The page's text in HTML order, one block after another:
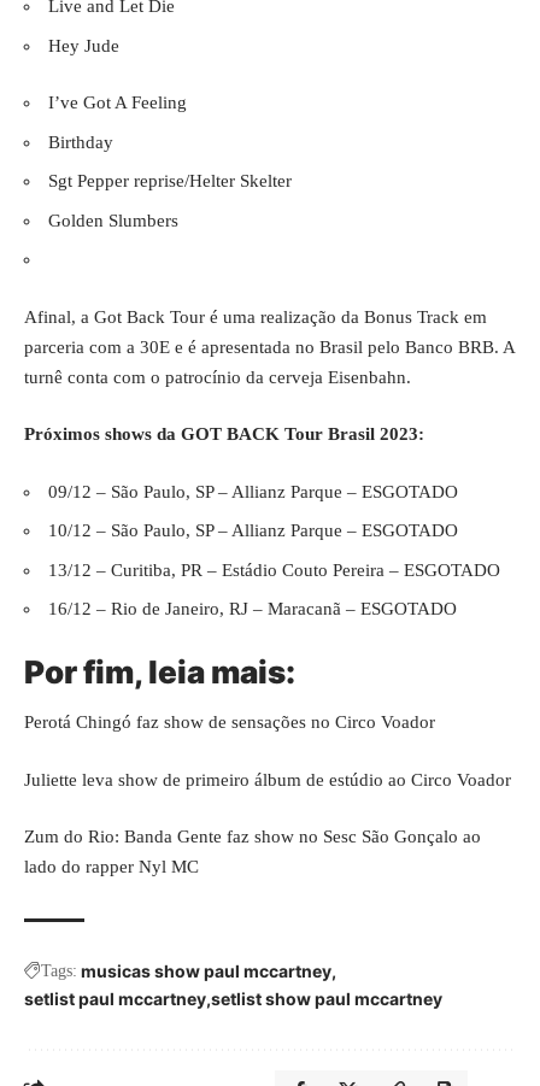
Live and Let Die
Hey Jude
I’ve Got A Feeling
Birthday
Sgt Pepper reprise/Helter Skelter
Golden Slumbers
Afinal, a Got Back Tour é uma realização da Bonus Track em
parceria com a 30E e é apresentada no Brasil pelo Banco BRB. A
turnê conta com o patrocínio da cerveja Eisenbahn.
Próximos shows da GOT BACK Tour Brasil 2023:
09/12 – São Paulo, SP – Allianz Parque – ESGOTADO
10/12 – São Paulo, SP – Allianz Parque – ESGOTADO
13/12 – Curitiba, PR – Estádio Couto Pereira – ESGOTADO
16/12 – Rio de Janeiro, RJ – Maracanã – ESGOTADO
Por fim, leia mais:
Perotá Chingó faz show de sensações no Circo Voador
Juliette leva show de primeiro álbum de estúdio ao Circo Voador
Zum do Rio: Banda Gente faz show no Sesc São Gonçalo ao
lado do rapper Nyl MC
Tags: musicas show paul mccartney
setlist paul mccartney setlist show paul mccartney